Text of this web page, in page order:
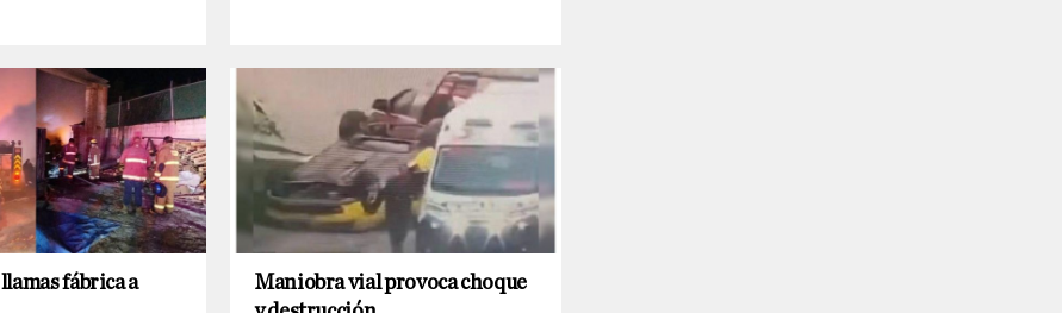
fábrica a
Maniobra vial provoca choque